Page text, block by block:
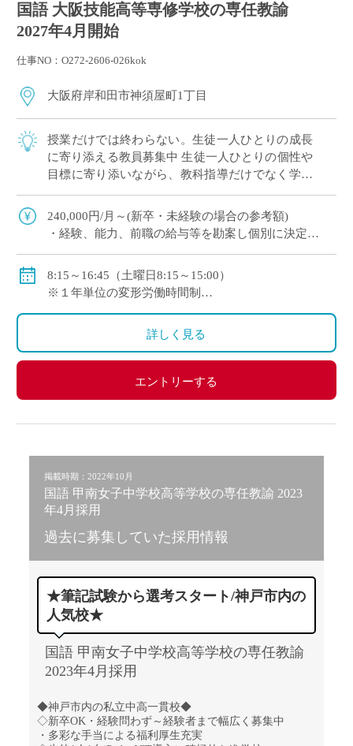
国語 大阪技能高等専修学校の専任教諭
2027年4月開始
仕事NO：O272-2606-026kok
大阪府岸和田市神須屋町1丁目
授業だけでは終わらない。生徒一人ひとりの成長
に寄り添える教員募集中 生徒一人ひとりの個性や
目標に寄り添いながら、教科指導だけでなく学校
ホームルーム、進路指導、学校行事などを通 […]
240,000円/月～(新卒・未経験の場合の参考額)
・経験、能⼒、前職の給与等を勘案し個別に決定
◇手当：各種有
◇保険：私学共済、雇用保険、労災保険
8:15～16:45（土曜日8:15～15:00）
※１年単位の変形労働時間制
詳しく見る
エントリーする
掲載時期：2022年10月
国語 甲南女子中学校高等学校の専任教諭 2023
年4月採用
過去に募集していた採用情報
★筆記試験から選考スタート/神戸市内の
人気校★
国語 甲南女子中学校高等学校の専任教諭
2023年4月採用
◆神戸市内の私立中高一貫校◆
◇新卒OK・経験問わず～経験者まで幅広く募集中
・多彩な手当による福利厚生充実